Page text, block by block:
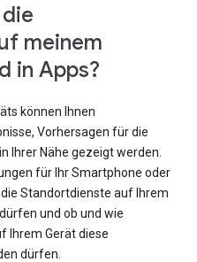
meinem
in Apps?
können Ihnen
Vorhersagen für die
Ihrer Nähe gezeigt werden.
für Ihr Smartphone oder
Standortdienste auf Ihrem
und ob und wie
Ihrem Gerät diese
dürfen.